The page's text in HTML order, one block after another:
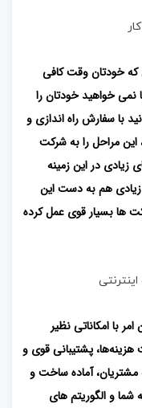
خودتان وقت کافی
نمی خواهید خودتان را
با سفارش راه اندازی و
این مراحل را به شرکت
در این زمینه
هم به دست این
ها بسیار قوی عمل کرده
با امکاناتی نظیر
پشتیبانی قوی و
مشتریان، آماده ساخت و
شما و الگوریتم های